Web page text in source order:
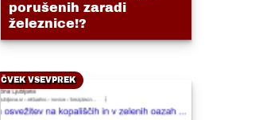
porušenih zaradi
železnice!?
ČVEK VSEVPREK